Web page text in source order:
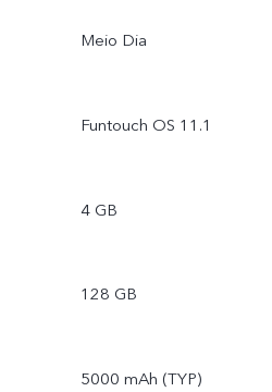
Meio Dia
Funtouch OS 11.1
4 GB
128 GB
5000 mAh (TYP)